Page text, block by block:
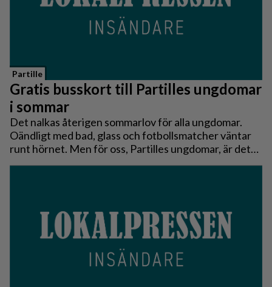
Partille
Gratis busskort till Partilles ungdomar
i sommar
Det nalkas återigen sommarlov för alla ungdomar.
Oändligt med bad, glass och fotbollsmatcher väntar
runt hörnet. Men för oss, Partilles ungdomar, är det
svårare att åka på badutflykt, besöka mor- och